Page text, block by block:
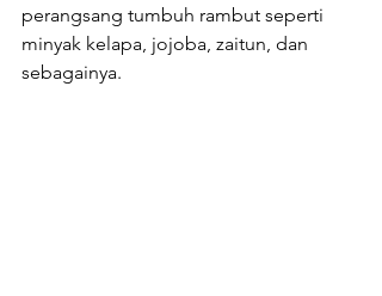
perangsang tumbuh rambut seperti
minyak kelapa, jojoba, zaitun, dan
sebagainya.